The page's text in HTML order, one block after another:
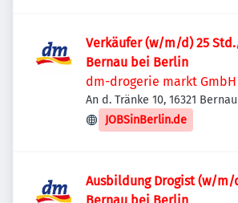
Verkäufer (w/m/d) 25
Bernau bei Berlin
dm-drogerie markt GmbH
An d. Tränke 10, 16321
Deutschland
JOBSinBerlin.de
Ausbildung Drogist (w/m/